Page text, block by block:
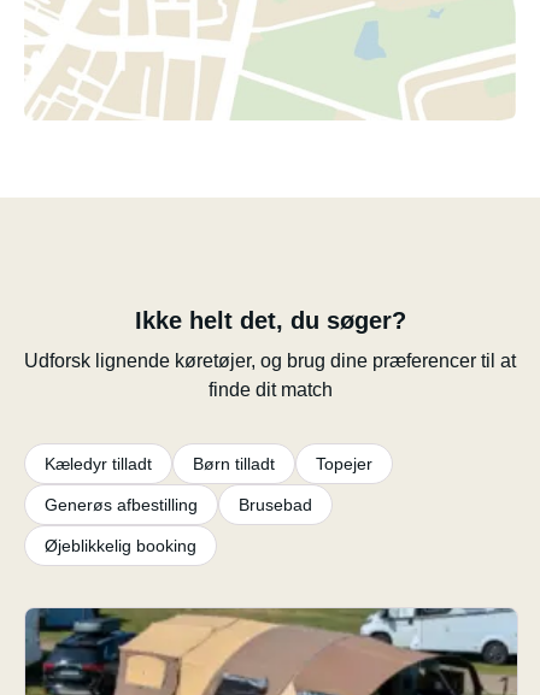
Ikke helt det, du søger?
Udforsk lignende køretøjer, og brug dine præferencer til at
finde dit match
Kæledyr tilladt Børn tilladt Topejer
Generøs afbestilling Brusebad
Øjeblikkelig booking